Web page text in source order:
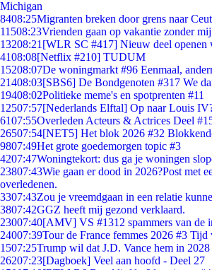
Michigan
8408:25Migranten breken door grens naar
11508:23Vrienden gaan op vakantie zonder
13208:21 [WLR SC #417] Nieuw deel openen
4108:08[Netflix #210] TUDUM
15208:07De woningmarkt #96 Eenmaal,
21408:03[SBS6] De Bondgenoten #317 We
19408:02Politieke meme's en spotprenten #11
12507:57[Nederlands Elftal] Op naar Louis
6107:55Overleden Acteurs & Actrices Deel
26507:54[NET5] Het blok 2026 #32
9807:49Het grote goedemorgen topic #3
4207:47Woningtekort: dus ga je woningen
23807:43Wie gaan er dood in 2026?Post met
overledenen.
3307:43Zou je vreemdgaan in een relatie
3807:42GGZ heeft mij gezond verklaard.
23007:40[AMV] VS #1312 spammers van de
24007:39Tour de France femmes 2026 #3 Tijd
1507:25Trump wil dat J.D. Vance hem in
26207:23[Dagboek] Veel aan hoofd - Deel 27